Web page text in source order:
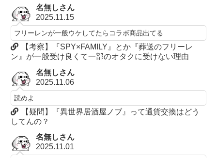
名無しさん
2025.11.15
フリーレンが一般ウケしてたらコラボ商品出てる
【考察】『SPY×FAMILY』とか『葬送のフリーレ
ン』が一般受け良くて一部のオタクに受けない理由
名無しさん
2025.11.06
読めよ
【疑問】『異世界居酒屋ノブ』って通貨交換はどう
してんの？
名無しさん
2025.11.01